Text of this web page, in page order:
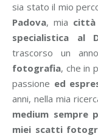
sia stato il mio
Padova, mia città
specialistica al
trascorso un
fotografia, che in
passione ed
anni, nella mia
medium sempre
miei scatti